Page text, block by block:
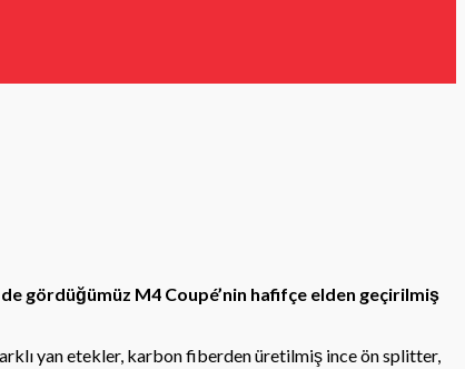
gördüğümüz M4 Coupé’nin hafifçe elden geçirilmiş
yan etekler, karbon fiberden üretilmiş ince ön splitter,